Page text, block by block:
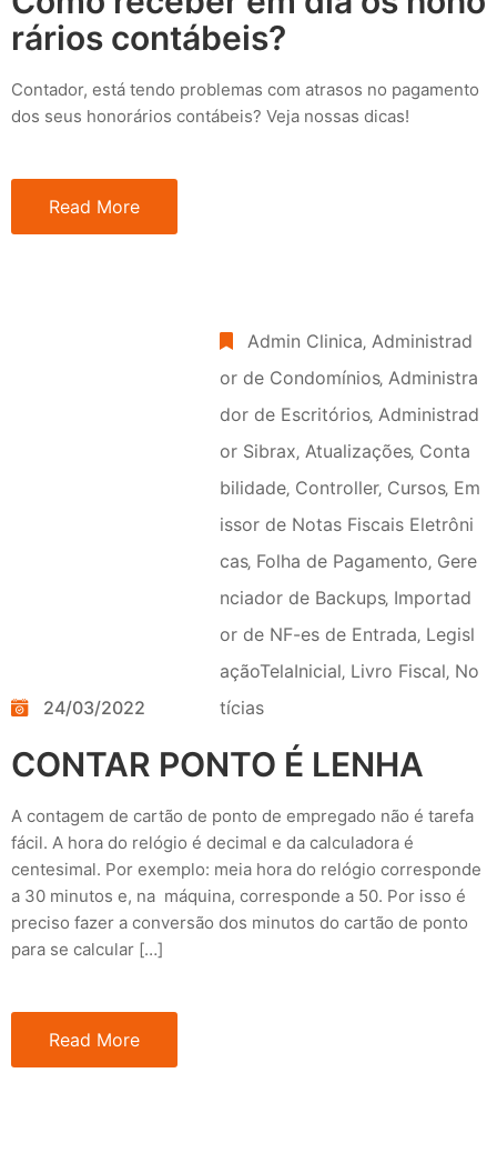
rários contábeis?
Contador, está tendo problemas com atrasos no pagamento
dos seus honorários contábeis? Veja nossas dicas!
Read More
24/03/2022
Admin Clinica‚ Administrad
or de Condomínios‚ Administra
dor de Escritórios‚ Administrad
or Sibrax‚ Atualizações‚ Conta
bilidade‚ Controller‚ Cursos‚ Em
issor de Notas Fiscais Eletrôni
cas‚ Folha de Pagamento‚ Gere
nciador de Backups‚ Importad
or de NF-es de Entrada‚ Legisl
açãoTelaInicial‚ Livro Fiscal‚ No
tícias
CONTAR PONTO É LENHA
A contagem de cartão de ponto de empregado não é tarefa
fácil. A hora do relógio é decimal e da calculadora é
centesimal. Por exemplo: meia hora do relógio corresponde
a 30 minutos e, na máquina, corresponde a 50. Por isso é
preciso fazer a conversão dos minutos do cartão de ponto
para se calcular […]
Read More